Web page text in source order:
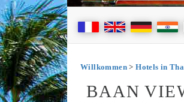
Willkommen>Hotels in
BAAN